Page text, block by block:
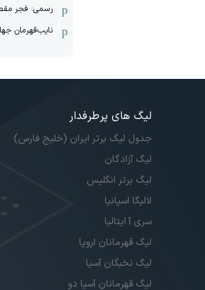
رسمی: فجر
نایب‌قهرمان
لیگ های پرطرفدار
جدول لیگ برتر ایران (خلیج فارس)
لیگ آزادگان
لیگ برتر انگلیس
لالیگا اسپانیا
سری آ ایتالیا
لیگ قهرمانان اروپا
لیگ نخبگان آسیا
لیگ قهرمانان آسیا دو